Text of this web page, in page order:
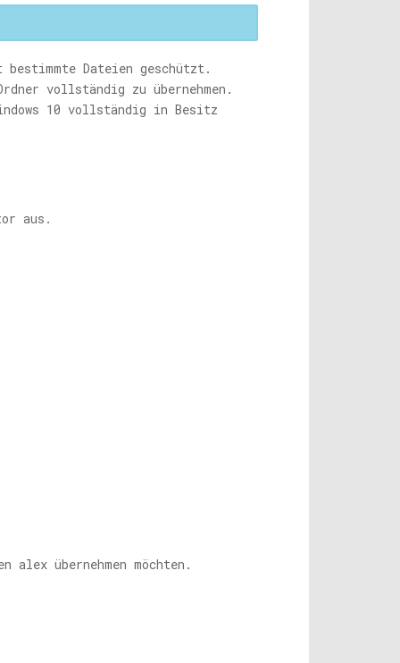
Dateien geschützt.
vollständig zu übernehmen.
10 vollständig in Besitz
aus.
übernehmen möchten.